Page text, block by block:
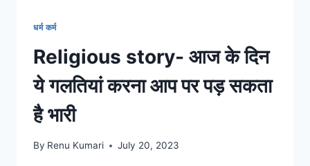
धर्म कर्म
Religious story- आज के दिन
ये गलतियां करना आप पर पड़ सकता
है भारी
By Renu Kumari July 20, 2023